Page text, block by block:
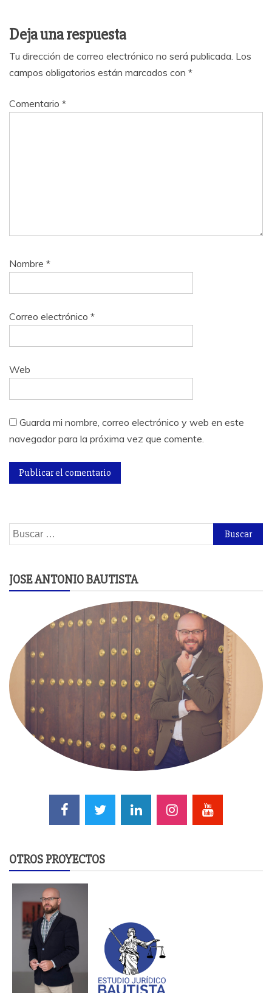
Deja una respuesta
Tu dirección de correo electrónico no será publicada. Los
campos obligatorios están marcados con *
Comentario *
Nombre *
Correo electrónico *
Web
Guarda mi nombre, correo electrónico y web en este
navegador para la próxima vez que comente.
Buscar:
JOSE ANTONIO BAUTISTA
OTROS PROYECTOS